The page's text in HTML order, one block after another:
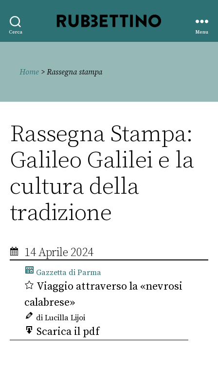
Cerca
editore
Menu
Home > Rassegna stampa
Rassegna Stampa:
Galileo Galilei e la
cultura della
tradizione
14 Aprile 2024
Gazzetta di Parma
Viaggio attraverso la «nevrosi
calabrese»
di Lucilla Lijoi
Scarica il pdf